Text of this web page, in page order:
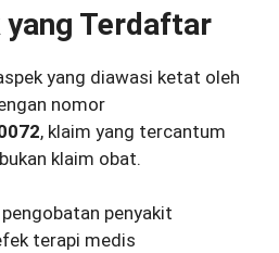
Terdaftar
yang diawasi ketat oleh
nomor
, klaim yang tercantum
klaim obat.
penyakit
terapi medis